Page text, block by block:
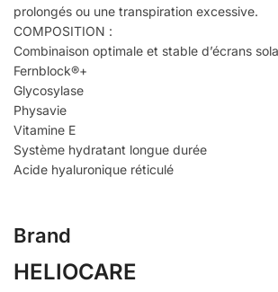
prolongés ou une transpiration excessive.
COMPOSITION :
Combinaison optimale et stable d’écrans
Fernblock®+
Glycosylase
Physavie
Vitamine E
Système hydratant longue durée
Acide hyaluronique réticulé
Brand
HELIOCARE